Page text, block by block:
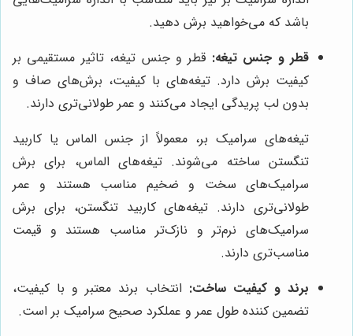
باشد که می‌خواهید برش دهید.
قطر و جنس تیغه: قطر و جنس تیغه، تاثیر مستقیمی بر
کیفیت برش دارد. تیغه‌های با کیفیت، برش‌های صاف و
بدون لب پریدگی ایجاد می‌کنند و عمر طولانی‌تری دارند.
تیغه‌های سرامیک بر، معمولاً از جنس الماس یا کاربید
تنگستن ساخته می‌شوند. تیغه‌های الماس، برای برش
سرامیک‌های سخت و ضخیم مناسب هستند و عمر
طولانی‌تری دارند. تیغه‌های کاربید تنگستن، برای برش
سرامیک‌های نرم‌تر و نازک‌تر مناسب هستند و قیمت
مناسب‌تری دارند.
برند و کیفیت ساخت: انتخاب برند معتبر و با کیفیت،
تضمین کننده طول عمر و عملکرد صحیح سرامیک بر است.